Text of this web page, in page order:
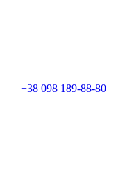
+38 098 189-88-80